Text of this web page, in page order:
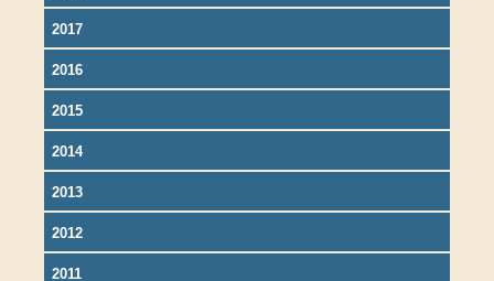
2017
2016
2015
2014
2013
2012
2011